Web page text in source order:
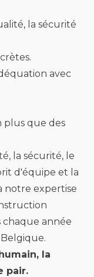
la sécurité
avec
plus que des
la sécurité, le
d'équipe et la
notre expertise
chaque année
la
pair.